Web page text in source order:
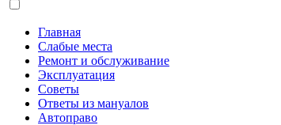
Главная
Слабые места
Ремонт и обслуживание
Эксплуатация
Советы
Ответы из мануалов
Автоправо